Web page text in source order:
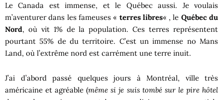
Le Canada est immense, et le Québec aussi. Je voulais
m’aventurer dans les fameuses « terres libres« , le Québec du
Nord, où vit 1% de la population. Ces terres représentent
pourtant 55% de du territoire. C’est un immense no Mans
Land, où l’extrême nord est carrément une terre inuit.
J’ai d’abord passé quelques jours à Montréal, ville très
américaine et agréable (même si je suis tombé sur le pire hôtel